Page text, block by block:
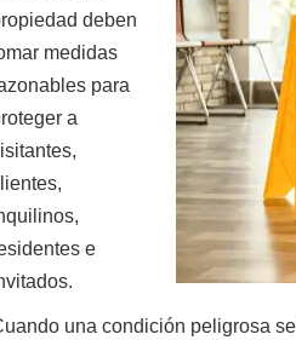
deben
medidas
para
a
e
una condición peligrosa